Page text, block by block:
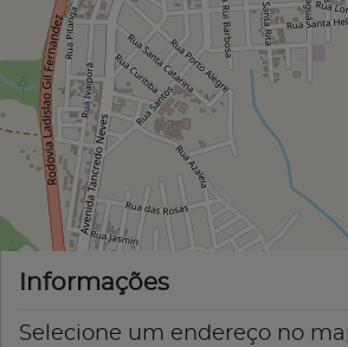
Informações
Selecione um endereço no